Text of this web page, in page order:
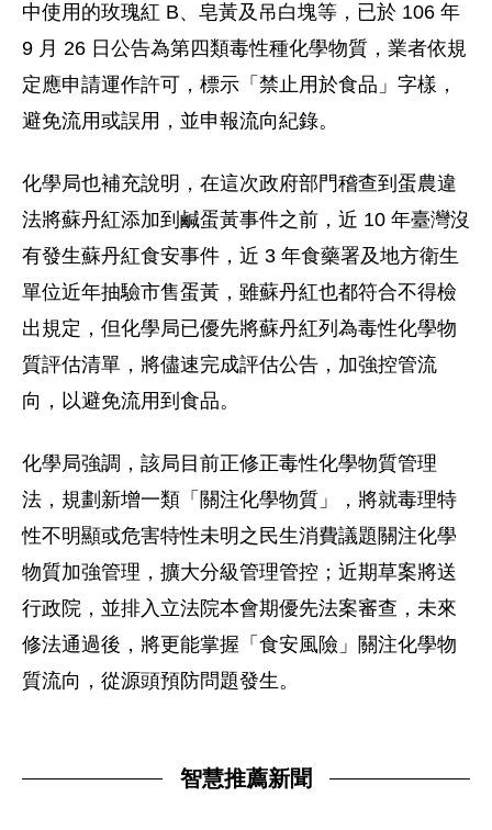
中使用的玫瑰紅 B、皂黃及吊白塊等，已於 106 年
9 月 26 日公告為第四類毒性種化學物質，業者依規
定應申請運作許可，標示「禁止用於食品」字樣，
避免流用或誤用，並申報流向紀錄。
化學局也補充說明，在這次政府部門稽查到蛋農違
法將蘇丹紅添加到鹹蛋黃事件之前，近 10 年臺灣沒
有發生蘇丹紅食安事件，近 3 年食藥署及地方衛生
單位近年抽驗市售蛋黃，雖蘇丹紅也都符合不得檢
出規定，但化學局已優先將蘇丹紅列為毒性化學物
質評估清單，將儘速完成評估公告，加強控管流
向，以避免流用到食品。
化學局強調，該局目前正修正毒性化學物質管理
法，規劃新增一類「關注化學物質」，將就毒理特
性不明顯或危害特性未明之民生消費議題關注化學
物質加強管理，擴大分級管理管控；近期草案將送
行政院，並排入立法院本會期優先法案審查，未來
修法通過後，將更能掌握「食安風險」關注化學物
質流向，從源頭預防問題發生。
智慧推薦新聞